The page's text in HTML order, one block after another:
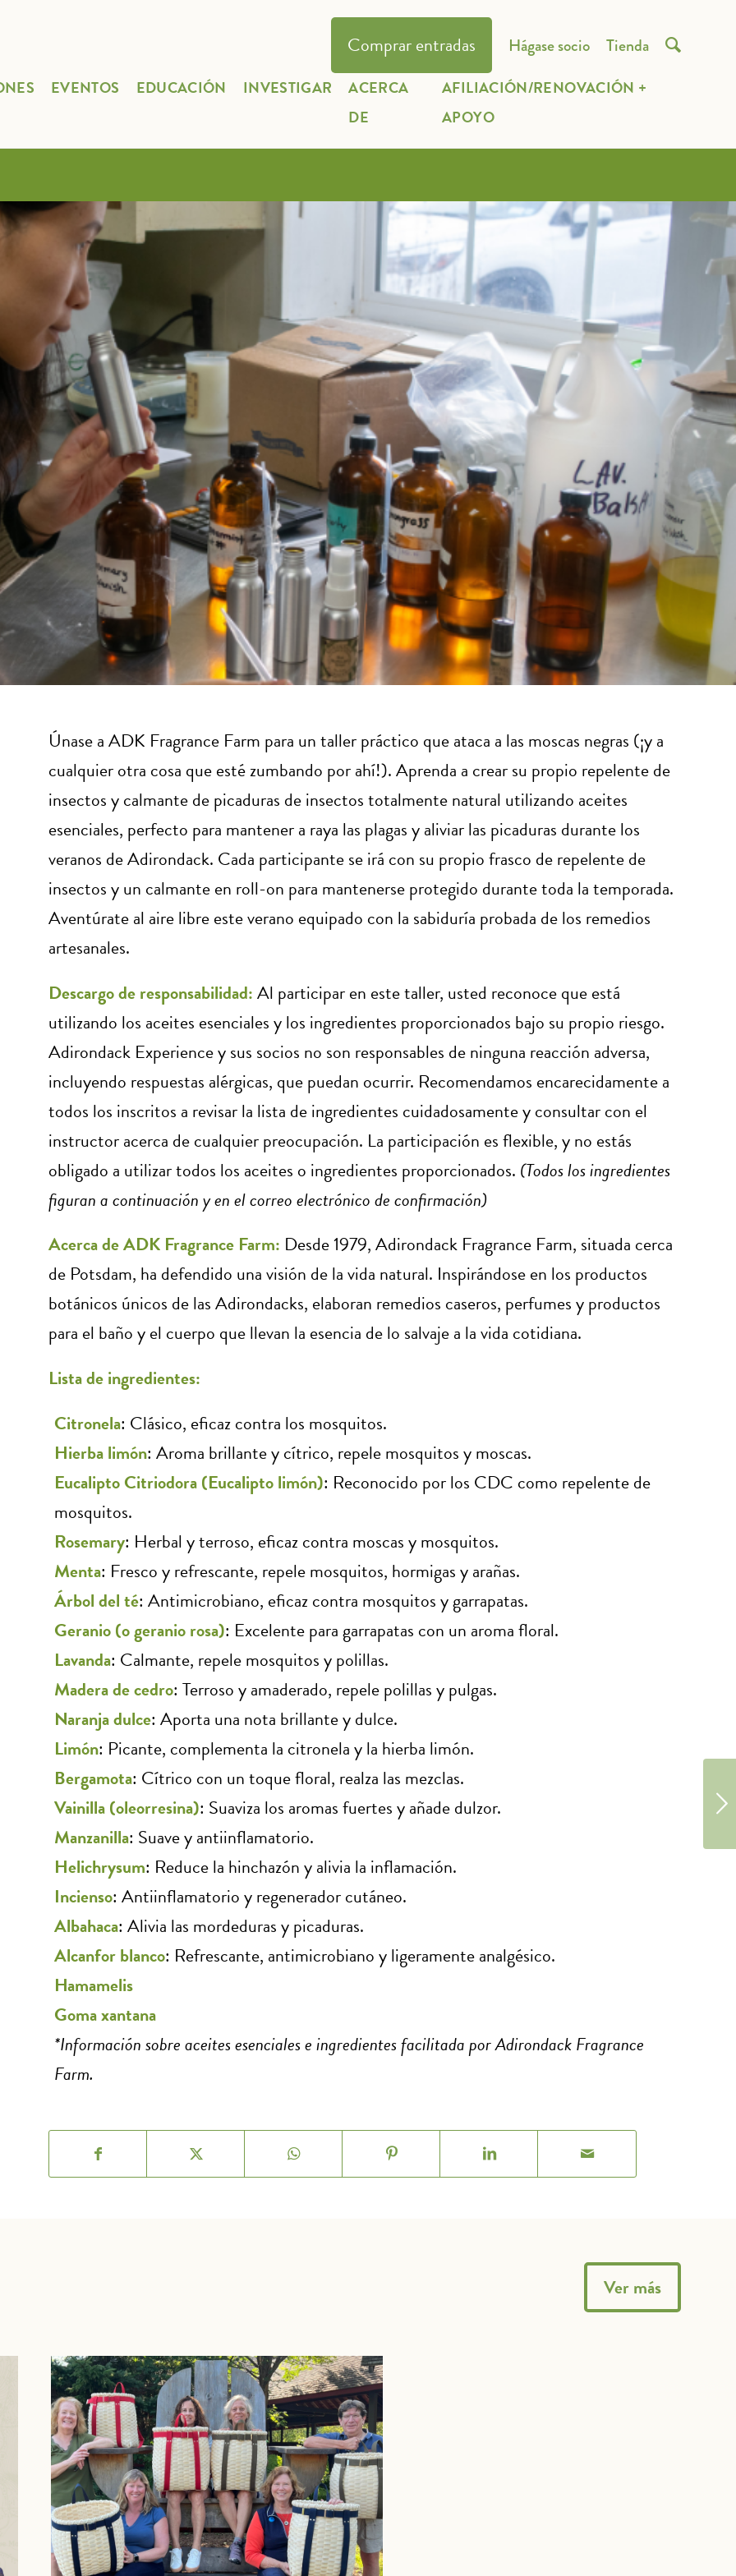
Comprar entradas Hágase socio Tienda 
EVENTOS EDUCACIÓN INVESTIGAR
ACERCA
DE
AFILIACIÓN/RENOVACIÓN +
APOYO
Únase a ADK Fragrance Farm para un taller práctico que ataca a las moscas negras (¡y a
cualquier otra cosa que esté zumbando por ahí!). Aprenda a crear su propio repelente de
insectos y calmante de picaduras de insectos totalmente natural utilizando aceites
esenciales, perfecto para mantener a raya las plagas y aliviar las picaduras durante los
veranos de Adirondack. Cada participante se irá con su propio frasco de repelente de
insectos y un calmante en roll-on para mantenerse protegido durante toda la temporada.
Aventúrate al aire libre este verano equipado con la sabiduría probada de los remedios
artesanales.
Descargo de responsabilidad:Al participar en este taller, usted reconoce que está
utilizando los aceites esenciales y los ingredientes proporcionados bajo su propio riesgo.
Adirondack Experience y sus socios no son responsables de ninguna reacción adversa,
incluyendo respuestas alérgicas, que puedan ocurrir. Recomendamos encarecidamente a
todos los inscritos a revisar la lista de ingredientes cuidadosamente y consultar con el
instructor acerca de cualquier preocupación. La participación es flexible, y no estás
obligado a utilizar todos los aceites o ingredientes proporcionados. (Todos los ingredientes
figuran a continuación y en el correo electrónico de confirmación)
Acerca de ADK Fragrance Farm: Desde 1979, Adirondack Fragrance Farm, situada cerca
de Potsdam, ha defendido una visión de la vida natural. Inspirándose en los productos
botánicos únicos de las Adirondacks, elaboran remedios caseros, perfumes y productos
para el baño y el cuerpo que llevan la esencia de lo salvaje a la vida cotidiana.
Lista de ingredientes:
Citronela: Clásico, eficaz contra los mosquitos.
Hierba limón: Aroma brillante y cítrico, repele mosquitos y moscas.
Eucalipto Citriodora (Eucalipto limón): Reconocido por los CDC como repelente de
mosquitos.
Rosemary: Herbal y terroso, eficaz contra moscas y mosquitos.
Menta: Fresco y refrescante, repele mosquitos, hormigas y arañas.
Árbol del té: Antimicrobiano, eficaz contra mosquitos y garrapatas.
Geranio (o geranio rosa): Excelente para garrapatas con un aroma floral.
Lavanda: Calmante, repele mosquitos y polillas.
Madera de cedro: Terroso y amaderado, repele polillas y pulgas.
Naranja dulce: Aporta una nota brillante y dulce.
Limón: Picante, complementa la citronela y la hierba limón.
Bergamota: Cítrico con un toque floral, realza las mezclas.
Vainilla (oleorresina): Suaviza los aromas fuertes y añade dulzor.
Manzanilla: Suave y antiinflamatorio.
Helichrysum: Reduce la hinchazón y alivia la inflamación.
Incienso: Antiinflamatorio y regenerador cutáneo.
Albahaca: Alivia las mordeduras y picaduras.
Alcanfor blanco: Refrescante, antimicrobiano y ligeramente analgésico.
Hamamelis
Goma xantana
*Información sobre aceites esenciales e ingredientes facilitada por Adirondack Fragrance
Farm.
Ver más